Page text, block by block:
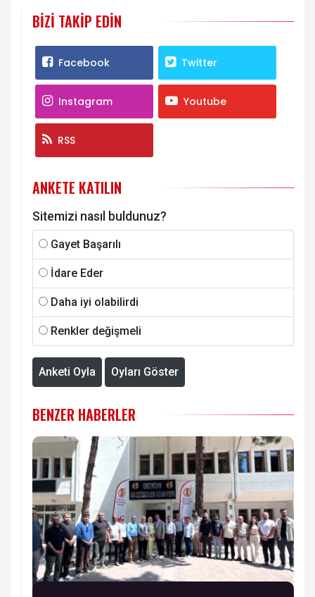
BIZI TAKIP EDIN
Facebook Twitter
Instagram Youtube
RSS
ANKETE KATILIN
Sitemizi nasıl buldunuz?
Gayet Başarılı
İdare Eder
Daha iyi olabilirdi
Renkler değişmeli
Anketi Oyla Oyları Göster
BENZER HABERLER